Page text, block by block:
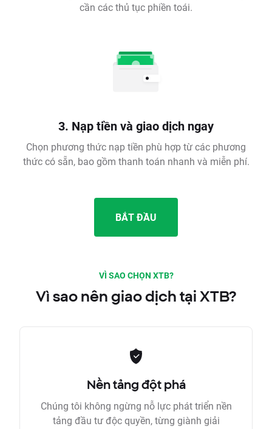
cần các thủ tục phiền toái.
3. Nạp tiền và giao dịch ngay
Chọn phương thức nạp tiền phù hợp từ các phương
thức có sẵn, bao gồm thanh toán nhanh và miễn phí.
BẮT ĐẦU
VÌ SAO CHỌN XTB?
Vì sao nên giao dịch tại XTB?
Nền tảng đột phá
Chúng tôi không ngừng nỗ lực phát triển nền
tảng đầu tư độc quyền, từng giành giải